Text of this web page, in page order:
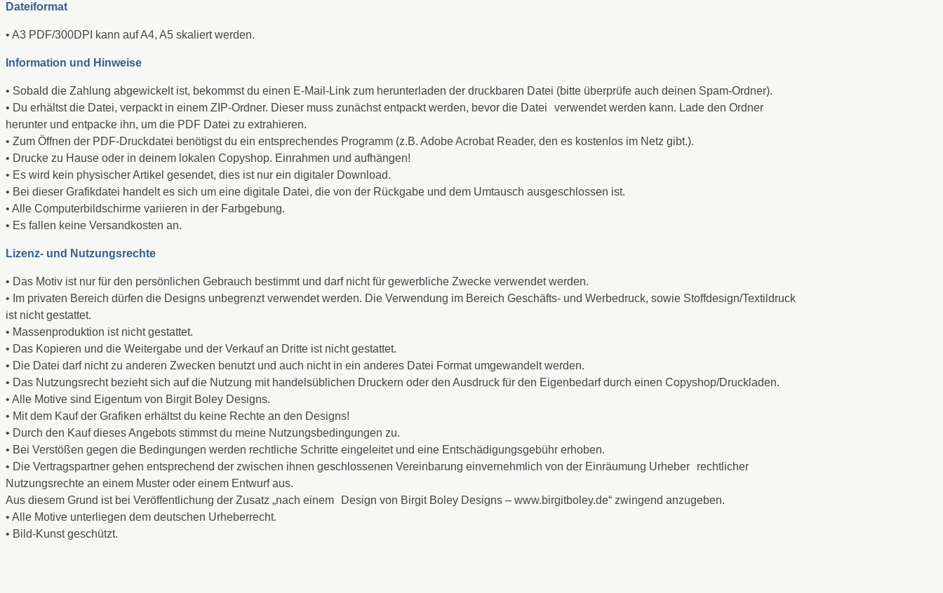
Dateiformat
• A3 PDF/300DPI kann auf A4, A5 skaliert werden.
Information und Hinweise
• Sobald die Zahlung abgewickelt ist, bekommst du einen E-Mail-Link zum herunterladen der druckbaren Datei (bitte überprüfe auch deinen Spam-Ordner).
• Du erhältst die Datei, verpackt in einem ZIP-Ordner. Dieser muss zunächst entpackt werden, bevor die Datei verwendet werden kann. Lade den Ordner
herunter und entpacke ihn, um die PDF Datei zu extrahieren.
• Zum Öffnen der PDF-Druckdatei benötigst du ein entsprechendes Programm (z.B. Adobe Acrobat Reader, den es kostenlos im Netz gibt.).
• Drucke zu Hause oder in deinem lokalen Copyshop. Einrahmen und aufhängen!
• Es wird kein physischer Artikel gesendet, dies ist nur ein digitaler Download.
• Bei dieser Grafikdatei handelt es sich um eine digitale Datei, die von der Rückgabe und dem Umtausch ausgeschlossen ist.
• Alle Computerbildschirme variieren in der Farbgebung.
• Es fallen keine Versandkosten an.
Lizenz- und Nutzungsrechte
• Das Motiv ist nur für den persönlichen Gebrauch bestimmt und darf nicht für gewerbliche Zwecke verwendet werden.
• Im privaten Bereich dürfen die Designs unbegrenzt verwendet werden. Die Verwendung im Bereich Geschäfts- und Werbedruck, sowie Stoffdesign/Textildruck
ist nicht gestattet.
• Massenproduktion ist nicht gestattet.
• Das Kopieren und die Weitergabe und der Verkauf an Dritte ist nicht gestattet.
• Die Datei darf nicht zu anderen Zwecken benutzt und auch nicht in ein anderes Datei Format umgewandelt werden.
• Das Nutzungsrecht bezieht sich auf die Nutzung mit handelsüblichen Druckern oder den Ausdruck für den Eigenbedarf durch einen Copyshop/Druckladen.
• Alle Motive sind Eigentum von Birgit Boley Designs.
• Mit dem Kauf der Grafiken erhältst du keine Rechte an den Designs!
• Durch den Kauf dieses Angebots stimmst du meine Nutzungsbedingungen zu.
• Bei Verstößen gegen die Bedingungen werden rechtliche Schritte eingeleitet und eine Entschädigungsgebühr erhoben.
• Die Vertragspartner gehen entsprechend der zwischen ihnen geschlossenen Vereinbarung einvernehmlich von der Einräumung Urheber rechtlicher
Nutzungsrechte an einem Muster oder einem Entwurf aus.
Aus diesem Grund ist bei Veröffentlichung der Zusatz „nach einem Design von Birgit Boley Designs – www.birgitboley.de“ zwingend anzugeben.
• Alle Motive unterliegen dem deutschen Urheberrecht.
• Bild-Kunst geschützt.